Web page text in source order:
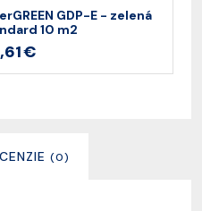
GDP-E - zelená
10 m2
€
(0)